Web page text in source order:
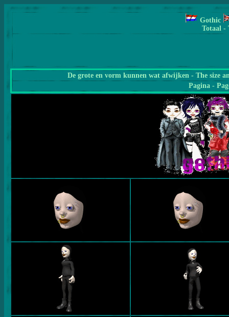
Gothic
Totaal -
De grote en vorm kunnen wat afwijken - The size
Pagina -